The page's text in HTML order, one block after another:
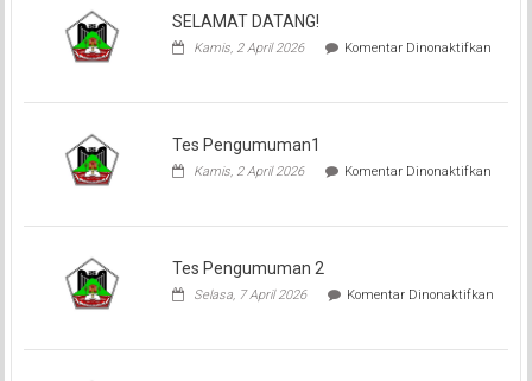
SELAMAT DATANG!
Kamis, 2 April 2026
Komentar Dinonaktifkan
DATANG!
Tes Pengumuman1
Kamis, 2 April 2026
Komentar Dinonaktifkan
Pengumuman1
Tes Pengumuman 2
Selasa, 7 April 2026
Komentar Dinonaktifkan
Pengumuman